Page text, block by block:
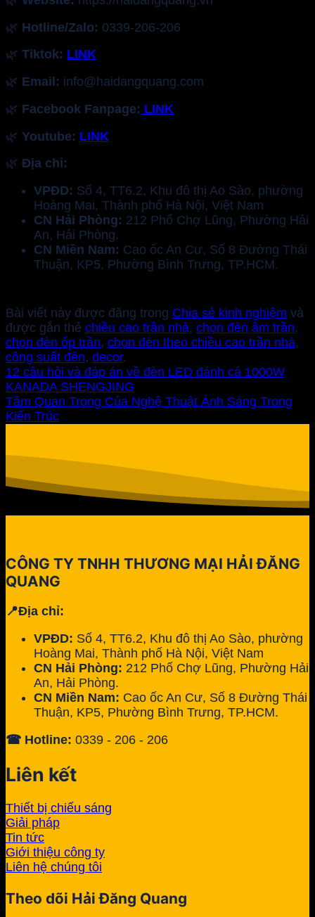
🌿 Hotline/Zalo: 0339-206-206
🌿 Tiktok: LINK
🌿 Email: info@haidangquang.com
🌿 Facebook Fanpage: LINK
🌿 Youtube: LINK
🌿 Địa chỉ:
VPĐD: Số 4, TT6.2, Khu đô thị Ao Sào, phường
Hoàng Mai, Thành phố Hà Nội, Việt Nam
CN Hải Phòng: 212 Phố Chợ Lũng, Phường Hải
An, Hải Phòng.
CN Miền Nam: Cao ốc An Cư, Số 8 Đường Thái
Thuận, KP5, Phường Bình Trưng, TP.HCM.
Bài viết này được đăng trong Chia sẻ kinh nghiệm và
được gắn thẻ chiều cao trần nhà, chọn đèn âm trần,
chọn đèn ốp trần, chọn đèn theo chiều cao trần nhà,
công suất đèn, decor.
12 câu hỏi và đáp án về đèn LED đánh cá 1000W
KANADA SHENGJING
Tầm Quan Trọng Của Nghệ Thuật Ánh Sáng Trong
Kiến Trúc
CÔNG TY TNHH THƯƠNG MẠI HẢI ĐĂNG
QUANG
📍Địa chỉ:
VPĐD: Số 4, TT6.2, Khu đô thị Ao Sào, phường
Hoàng Mai, Thành phố Hà Nội, Việt Nam
CN Hải Phòng: 212 Phố Chợ Lũng, Phường Hải
An, Hải Phòng.
CN Miền Nam: Cao ốc An Cư, Số 8 Đường Thái
Thuận, KP5, Phường Bình Trưng, TP.HCM.
☎ Hotline: 0339 - 206 - 206
Liên kết
Thiết bị chiếu sáng
Giải pháp
Tin tức
Giới thiệu công ty
Liên hệ chúng tôi
Theo dõi Hải Đăng Quang